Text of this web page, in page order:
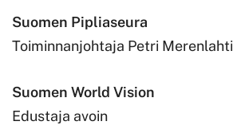
Suomen Pipliaseura
Toiminnanjohtaja Petri Merenlahti
Suomen World Vision
Edustaja avoin